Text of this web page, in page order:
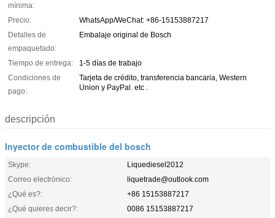
mínima:
Precio:
WhatsApp/WeChat: +86-15153887217
Detalles de
empaquetado:
Embalaje original de Bosch
Tiempo de entrega:
1-5 días de trabajo
Condiciones de
pago:
Tarjeta de crédito, transferencia bancaria, Western
Union y PayPal. etc .
descripción
Inyector de combustible del bosch
Skype:
Liquediesel2012
Correo electrónico:
liquetrade@outlook.com
¿Qué es?:
+86 15153887217
¿Qué quieres decir?:
0086 15153887217